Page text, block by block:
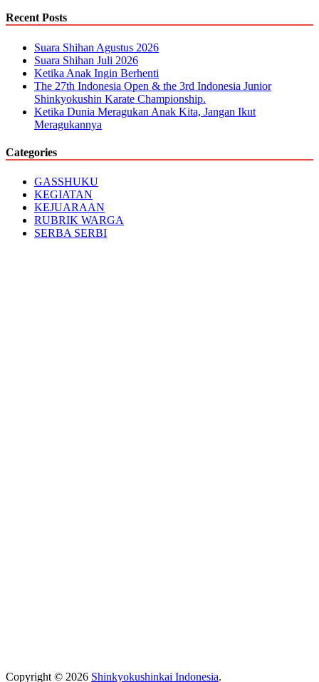
Recent Posts
Suara Shihan Agustus 2026
Suara Shihan Juli 2026
Ketika Anak Ingin Berhenti
The 27th Indonesia Open & the 3rd Indonesia Junior
Shinkyokushin Karate Championship.
Ketika Dunia Meragukan Anak Kita, Jangan Ikut
Meragukannya
Categories
GASSHUKU
KEGIATAN
KEJUARAAN
RUBRIK WARGA
SERBA SERBI
Copyright © 2026 Shinkyokushinkai Indonesia.